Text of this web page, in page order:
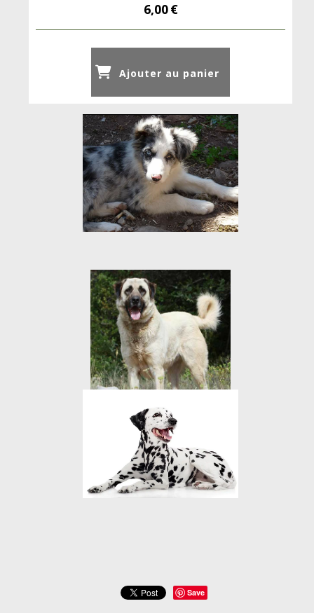
6,00€
Ajouter au panier
Save